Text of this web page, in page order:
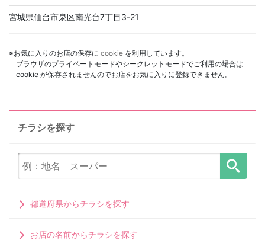
宮城県仙台市泉区南光台7丁目3-21
※お気に入りのお店の保存に cookie を利用しています。
ブラウザのプライベートモードやシークレットモードでご利用の場合は
cookie が保存されませんのでお店をお気に入りに登録できません。
チラシを探す
都道府県からチラシを探す
お店の名前からチラシを探す